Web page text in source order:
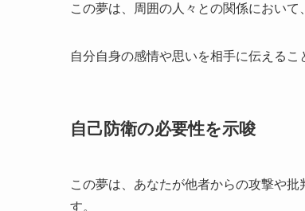
この夢は、周囲の人々との関係におい
自分自身の感情や思いを相手に伝えるこ
自己防衛の必要性を示唆
この夢は、あなたが他者からの攻撃や
す。